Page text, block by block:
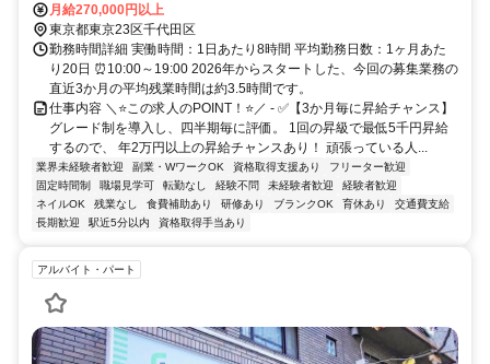
分
月給270,000円以上
東京都東京23区千代田区
勤務時間詳細 実働時間：1日あたり8時間 平均勤務日数：1ヶ月あた
り20日 ⏰10:00～19:00 2026年からスタートした、今回の募集業務の
直近3か月の平均残業時間は約3.5時間です。
仕事内容 ＼⭐この求人のPOINT！⭐／ - ✅【3か月毎に昇給チャンス】
グレード制を導入し、四半期毎に評価。 1回の昇級で最低5千円昇給
するので、 年2万円以上の昇給チャンスあり！ 頑張っている人...
業界未経験者歓迎 副業・WワークOK 資格取得支援あり
フリーター歓迎
固定時間制
職場見学可 転勤なし 経験不問 未経験者歓迎
経験者歓迎
ネイルOK
残業なし 食費補助あり 研修あり ブランクOK 育休あり
交通費支給
長期歓迎
駅近5分以内 資格取得手当あり
アルバイト・パート